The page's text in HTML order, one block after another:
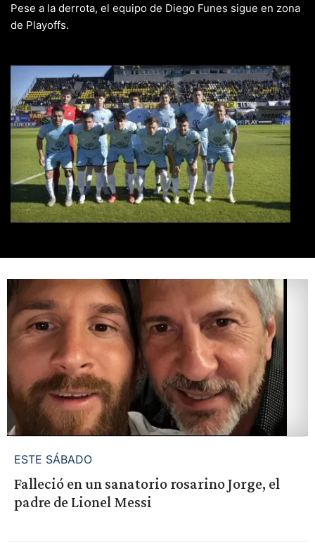
Pese a la derrota, el equipo de Diego Funes sigue en zona
de Playoffs.
ESTE SÁBADO
Falleció en un sanatorio rosarino Jorge, el
padre de Lionel Messi